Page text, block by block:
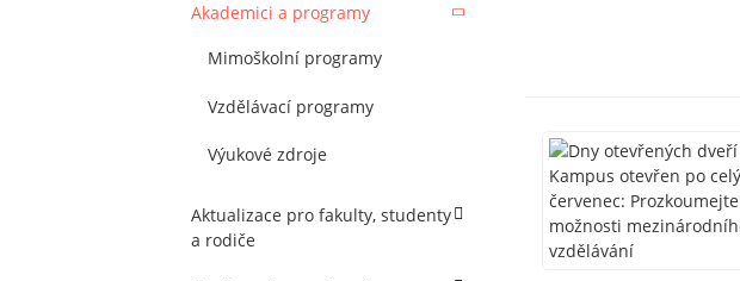
Akademici a programy
Mimoškolní programy
Vzdělávací programy
Výukové zdroje
Aktualizace pro fakulty, studenty
a rodiče